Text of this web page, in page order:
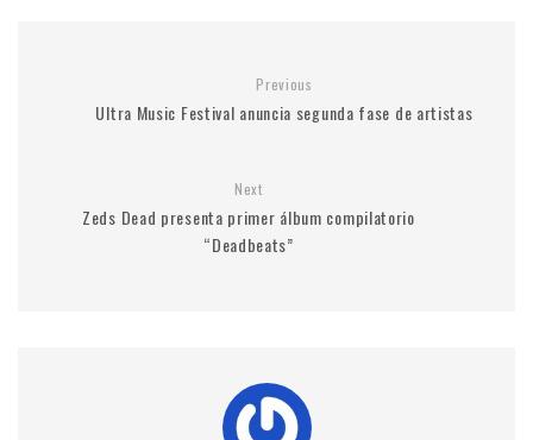
Previous
Ultra Music Festival anuncia segunda fase de artistas
Next
Zeds Dead presenta primer álbum compilatorio
“Deadbeats”